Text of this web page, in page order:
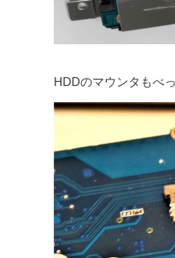
HDDのマウンタもべっ